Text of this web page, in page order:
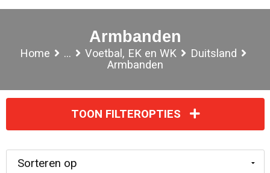
Armbanden
Home ... Voetbal, EK en WK
Duitsland
Armbanden
TOON FILTEROPTIES